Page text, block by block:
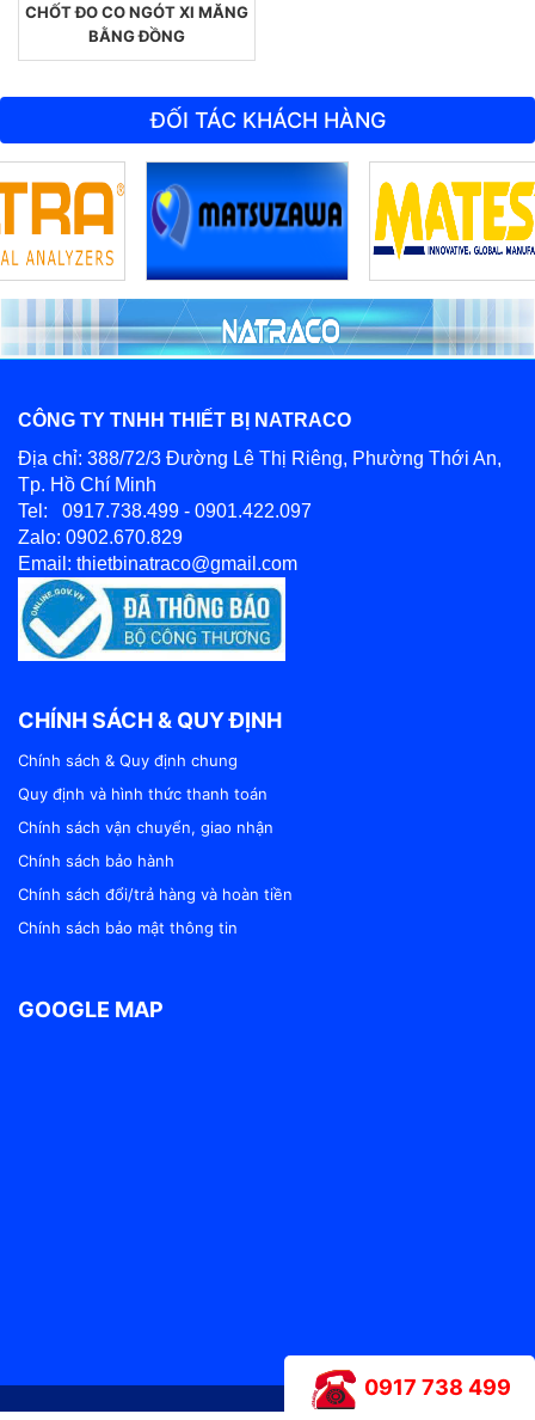
CHỐT ĐO CO NGÓT XI MĂNG
BẰNG ĐỒNG
ĐỐI TÁC KHÁCH HÀNG
CÔNG TY TNHH THIẾT BỊ NATRACO
Địa chỉ: 388/72/3 Đường Lê Thị Riêng, Phường Thới An,
Tp. Hồ Chí Minh
Tel: 0917.738.499 - 0901.422.097
Zalo: 0902.670.829
Email: thietbinatraco@gmail.com
CHÍNH SÁCH & QUY ĐỊNH
Chính sách & Quy định chung
Quy định và hình thức thanh toán
Chính sách vận chuyển, giao nhận
Chính sách bảo hành
Chính sách đổi/trả hàng và hoàn tiền
Chính sách bảo mật thông tin
GOOGLE MAP
0917 738 499